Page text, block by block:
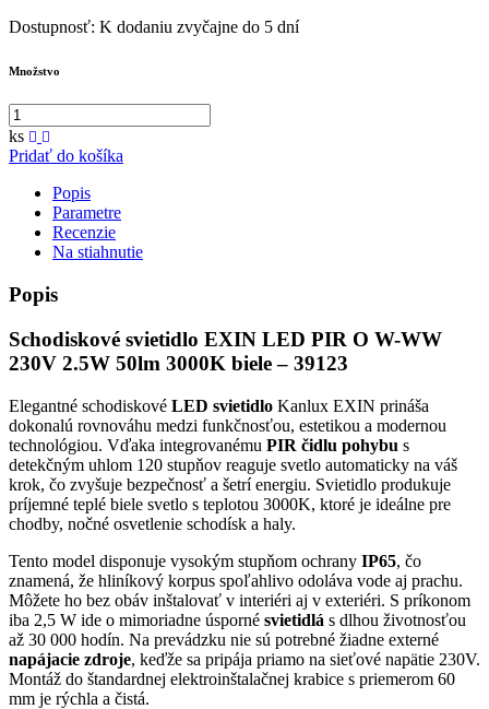
Dostupnosť: K dodaniu zvyčajne do 5 dní
Množstvo
ks
Pridať do košíka
Popis
Parametre
Recenzie
Na stiahnutie
Popis
Schodiskové svietidlo EXIN LED PIR O W-WW
230V 2.5W 50lm 3000K biele – 39123
Elegantné schodiskové LED svietidlo Kanlux EXIN prináša
dokonalú rovnováhu medzi funkčnosťou, estetikou a modernou
technológiou. Vďaka integrovanému PIR čidlu pohybu s
detekčným uhlom 120 stupňov reaguje svetlo automaticky na váš
krok, čo zvyšuje bezpečnosť a šetrí energiu. Svietidlo produkuje
príjemné teplé biele svetlo s teplotou 3000K, ktoré je ideálne pre
chodby, nočné osvetlenie schodísk a haly.
Tento model disponuje vysokým stupňom ochrany IP65, čo
znamená, že hliníkový korpus spoľahlivo odoláva vode aj prachu.
Môžete ho bez obáv inštalovať v interiéri aj v exteriéri. S príkonom
iba 2,5 W ide o mimoriadne úsporné svietidlá s dlhou životnosťou
až 30 000 hodín. Na prevádzku nie sú potrebné žiadne externé
napájacie zdroje, keďže sa pripája priamo na sieťové napätie 230V.
Montáž do štandardnej elektroinštalačnej krabice s priemerom 60
mm je rýchla a čistá.